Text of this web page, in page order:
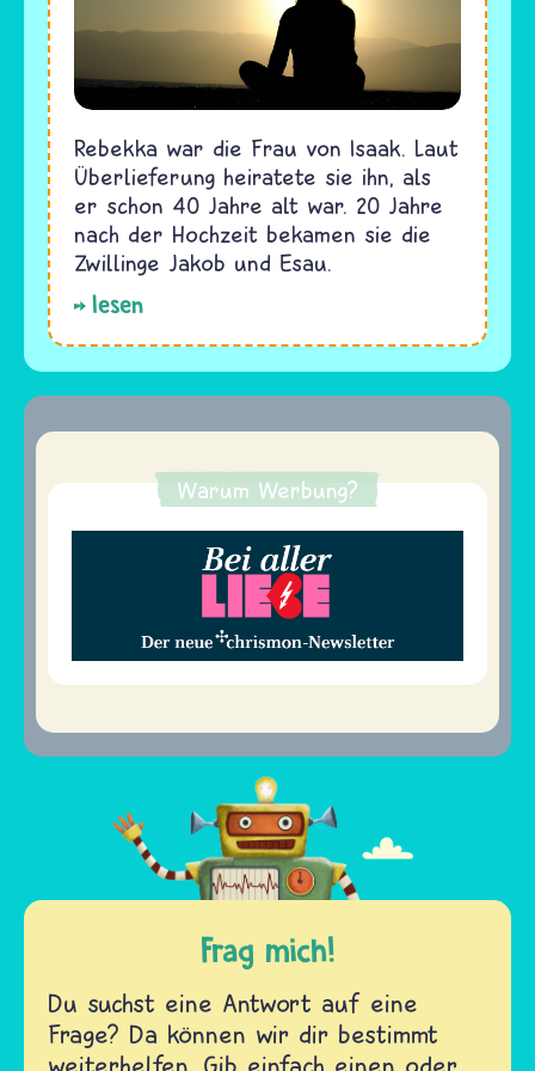
Rebekka war die Frau von Isaak. Laut
Überlieferung heiratete sie ihn, als
er schon 40 Jahre alt war. 20 Jahre
nach der Hochzeit bekamen sie die
Zwillinge Jakob und Esau.
lesen
Warum Werbung?
Frag mich!
Du suchst eine Antwort auf eine
Frage? Da können wir dir bestimmt